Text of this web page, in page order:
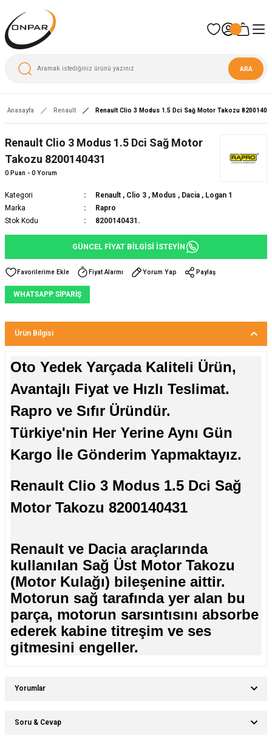
ARA
Anasayfa Renault Renault Clio 3 Modus 1.5 Dci Sağ Motor Takozu
Renault Clio 3 Modus 1.5 Dci Sağ Motor
Takozu 8200140431
0 Puan - 0 Yorum
Kategori Renault , Clio 3 , Modus , Dacia , Logan 1
Marka
Rapro
Stok Kodu
8200140431.
GÜNCEL FİYAT BİLGİSİ İSTEYİN
Fiyat Alarmı Yorum Yap Paylaş
WHATSAPP SİPARİŞ
Ürün Bilgisi
Oto Yedek Yarçada Kaliteli Ürün,
Avantajlı Fiyat ve Hızlı Teslimat.
Rapro ve Sıfır Üründür.
Türkiye'nin Her Yerine Aynı Gün
Kargo İle Gönderim Yapmaktayız.
Renault Clio 3 Modus 1.5 Dci Sağ
Motor Takozu 8200140431
Renault ve Dacia araçlarında
kullanılan Sağ Üst Motor Takozu
(Motor Kulağı) bileşenine aittir.
Motorun sağ tarafında yer alan bu
parça, motorun sarsıntısını absorbe
ederek kabine titreşim ve ses
gitmesini engeller.
Yorumlar
Soru & Cevap